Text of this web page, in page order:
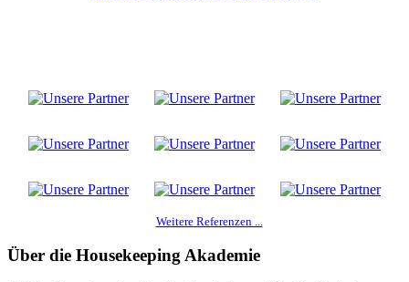
Weitere Referenzen ...
Über die Housekeeping Akademie